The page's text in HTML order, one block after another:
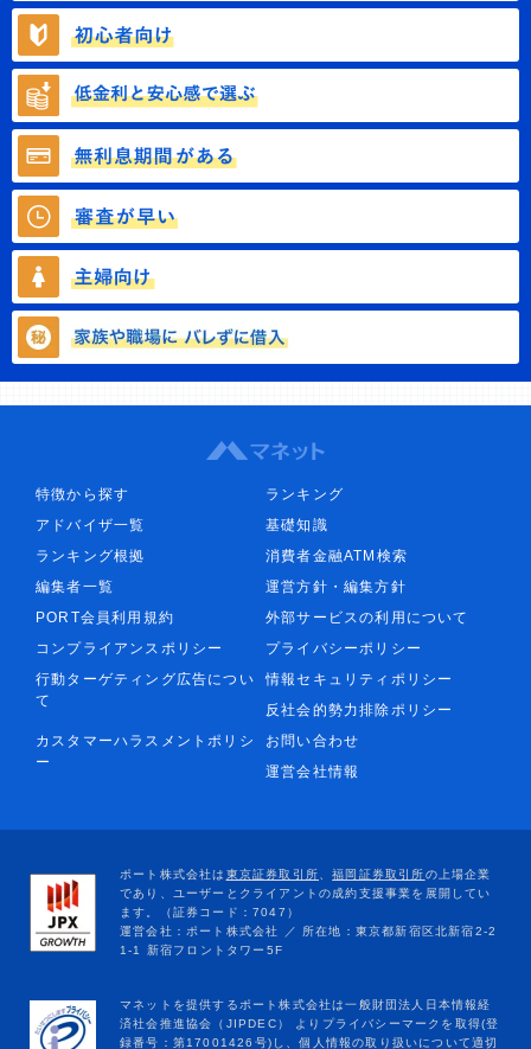
特徴から探す
ランキング
アドバイザ一覧
基礎知識
ランキング根拠
消費者金融ATM検索
編集者一覧
運営方針・編集方針
PORT会員利用規約
外部サービスの利用について
コンプライアンスポリシー
プライバシーポリシー
行動ターゲティング広告につい
て
情報セキュリティポリシー
反社会的勢力排除ポリシー
カスタマーハラスメントポリシ
ー
お問い合わせ
運営会社情報